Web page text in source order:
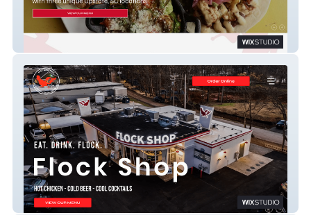
Willy Taco - Funky Fresh Fusion
Flock Shop